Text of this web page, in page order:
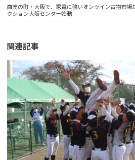
商売の町・大阪で、家電に強いオンライン古物市場
クション大阪センター始動
関連記事